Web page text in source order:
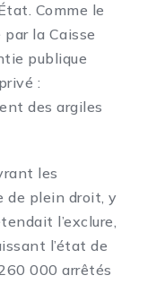
Comme le
la Caisse
publique
:
des argiles
les
de plein droit, y
l’exclure,
l’état de
000 arrêtés